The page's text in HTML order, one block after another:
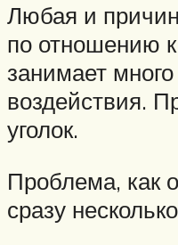
Любая и
по отношению
занимает
воздействия.
уголок.
Проблема, как
сразу